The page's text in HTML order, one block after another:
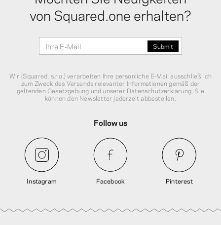
von Squared.one erhalten?
Wir (Squared, s.r.o.) verarbeiten Ihre persönliche E‑Mail ausschließlich
zum Zweck des Versands relevanter Informationen gemäß der
geltenden Gesetzgebung und unserer Datenschutzerklärung . Sie
können den Newsletter jederzeit abbestellen.
Follow us
Instagram Facebook Pinterest